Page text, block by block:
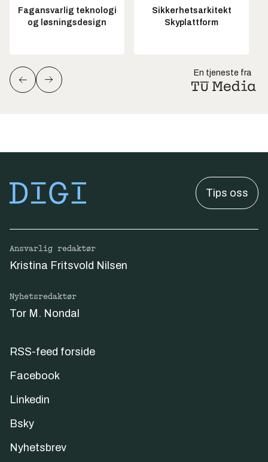
Fagansvarlig teknologi
og løsningsdesign
Sikkerhetsarkitekt
Skyplattform
En tjeneste fra
Tips oss
Ansvarlig redaktør
Kristina Fritsvold Nilsen
Nyhetsredaktør
Tor M. Nondal
RSS-feed forside
Facebook
Linkedin
Bsky
Nyhetsbrev